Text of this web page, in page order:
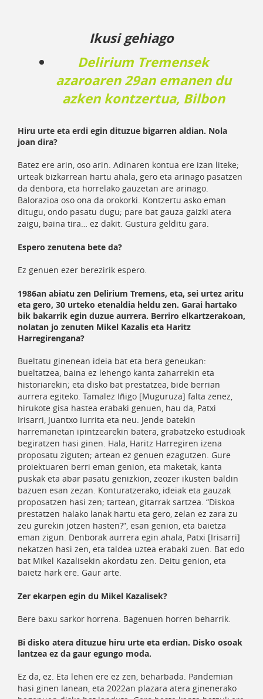
Ikusi gehiago
Delirium Tremensek
azaroaren 29an emanen du
azken kontzertua, Bilbon
Hiru urte eta erdi egin dituzue bigarren aldian. Nola
joan dira?
Batez ere arin, oso arin. Adinaren kontua ere izan liteke;
urteak bizkarrean hartu ahala, gero eta arinago pasatzen
da denbora, eta horrelako gauzetan are arinago.
Balorazioa oso ona da orokorki. Kontzertu asko eman
ditugu, ondo pasatu dugu; pare bat gauza gaizki atera
zaigu, baina tira… ez dakit. Gustura gelditu gara.
Espero zenutena bete da?
Ez genuen ezer berezirik espero.
1986an abiatu zen Delirium Tremens, eta, sei urtez aritu
eta gero, 30 urteko etenaldia heldu zen. Garai hartako
bik bakarrik egin duzue aurrera. Berriro elkartzerakoan,
nolatan jo zenuten Mikel Kazalis eta Haritz
Harregirengana?
Bueltatu ginenean ideia bat eta bera geneukan:
bueltatzea, baina ez lehengo kanta zaharrekin eta
historiarekin; eta disko bat prestatzea, bide berrian
aurrera egiteko. Tamalez Iñigo [Muguruza] falta zenez,
hirukote gisa hastea erabaki genuen, hau da, Patxi
Irisarri, Juantxo Iurrita eta neu. Jende batekin
harremanetan ipintzearekin batera, grabatzeko estudioak
begiratzen hasi ginen. Hala, Haritz Harregiren izena
proposatu ziguten; artean ez genuen ezagutzen. Gure
proiektuaren berri eman genion, eta maketak, kanta
puskak eta abar pasatu genizkion, zeozer ikusten baldin
bazuen esan zezan. Konturatzerako, ideiak eta gauzak
proposatzen hasi zen; tartean, gitarrak sartzea. “Diskoa
prestatzen halako lanak hartu eta gero, zelan ez zara zu
zeu gurekin jotzen hasten?”, esan genion, eta baietza
eman zigun. Denborak aurrera egin ahala, Patxi [Irisarri]
nekatzen hasi zen, eta taldea uztea erabaki zuen. Bat edo
bat Mikel Kazalisekin akordatu zen. Deitu genion, eta
baietz hark ere. Gaur arte.
Zer ekarpen egin du Mikel Kazalisek?
Bere baxu sarkor horrena. Bagenuen horren beharrik.
Bi disko atera dituzue hiru urte eta erdian. Disko osoak
lantzea ez da gaur egungo moda.
Ez da, ez. Eta lehen ere ez zen, beharbada. Pandemian
hasi ginen lanean, eta 2022an plazara atera ginenerako